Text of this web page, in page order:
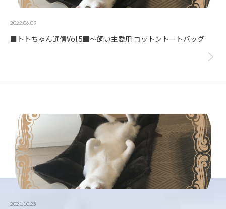
2022.06.09
■トトちゃん通信Vol.5■～飼い主愛用 コットントートバッグ
2021.10.25